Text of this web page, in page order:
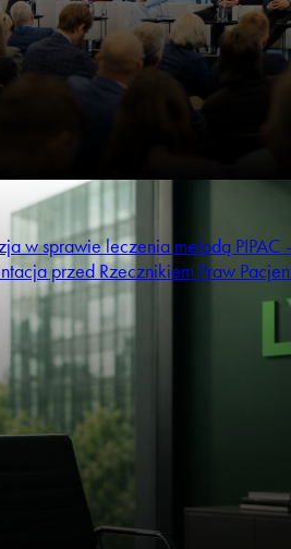
w sprawie leczenia metodą PIPAC
przed Rzecznikiem Praw